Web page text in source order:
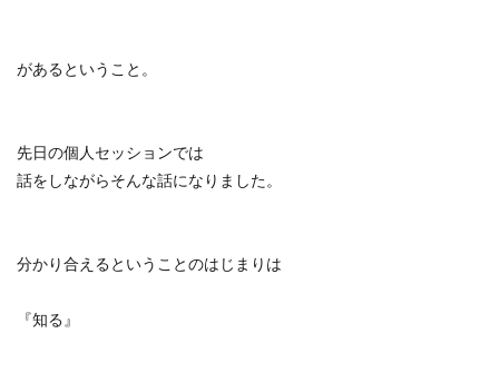
があるということ。
先日の個人セッションでは
話をしながらそんな話になりました。
分かり合えるということのはじまりは
『知る』